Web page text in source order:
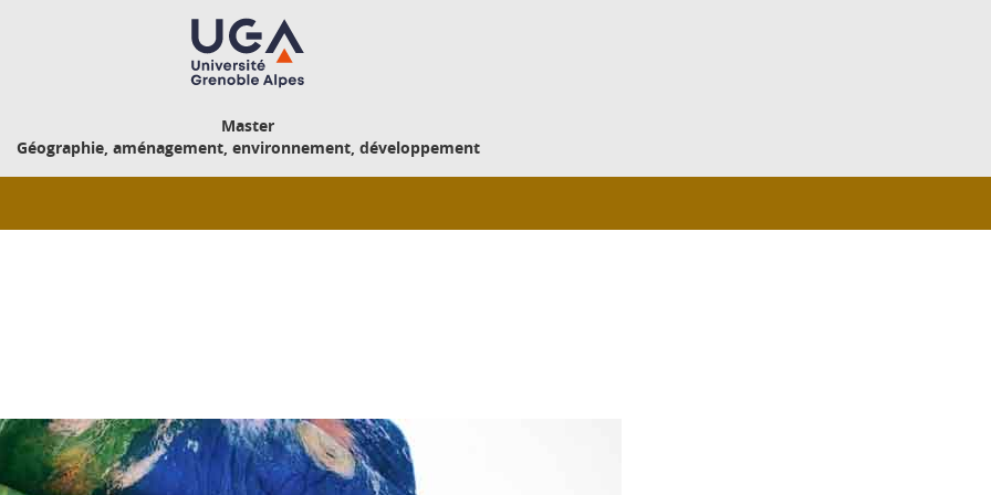
Master
Géographie, aménagement, environnement, développement